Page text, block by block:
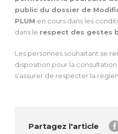
public du dossier de
PLUM en cours dans les
dans le respect des gestes
Les personnes souhaitant se
disposition pour la
s’assurer de respecter la
Partagez l'article